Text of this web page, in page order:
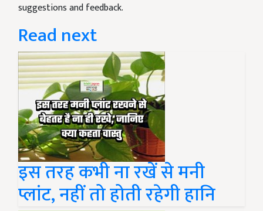
suggestions and feedback.
Read next
इस तरह कभी ना रखें से मनी
प्लांट, नहीं तो होती रहेगी हानि